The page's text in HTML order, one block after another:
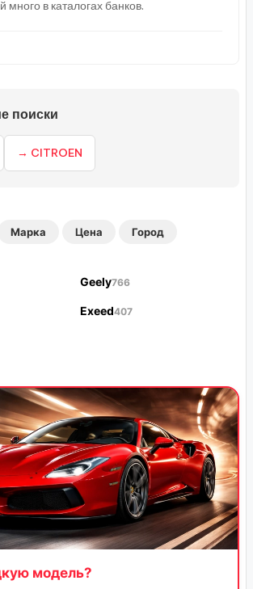
много в каталогах банков.
поиски
→ CITROEN
Марка Цена Город
Geely766
Exeed407
модель?